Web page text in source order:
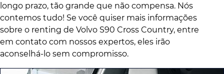
longo prazo, tão grande que não compensa. Nós
contemos tudo! Se você quiser mais informações
sobre o renting de Volvo S90 Cross Country, entre
em contato com nossos expertos, eles irão
aconselhá-lo sem compromisso.